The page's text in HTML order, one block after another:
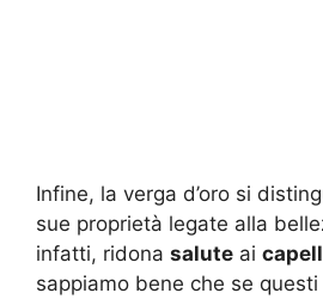
Infine, la verga d’oro si
sue proprietà legate alla
infatti, ridona salute ai
sappiamo bene che se